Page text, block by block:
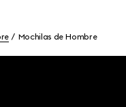
Mochilas de Hombre